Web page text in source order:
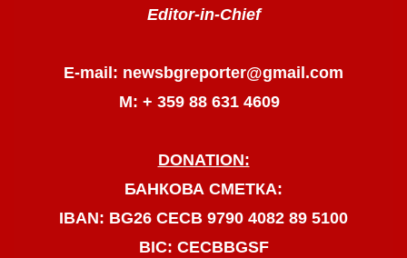
Editor-in-Chief
E-mail: newsbgreporter@gmail.com
М: + 359 88 631 4609
DONATION:
БАНКОВА СМЕТКА:
IBAN: BG26 CECB 9790 4082 89 5100
BIC: CECBBGSF